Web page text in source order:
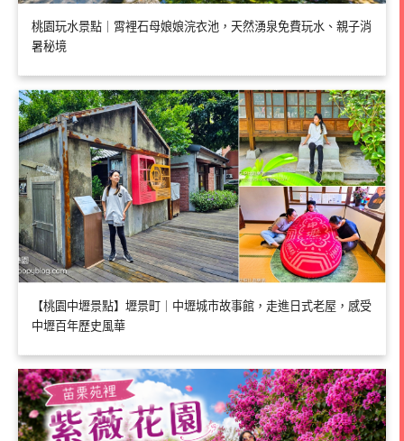
桃園玩水景點｜霄裡石母娘娘浣衣池，天然湧泉免費玩水、親子消
暑秘境
【桃園中壢景點】壢景町｜中壢城市故事館，走進日式老屋，感受
中壢百年歷史風華